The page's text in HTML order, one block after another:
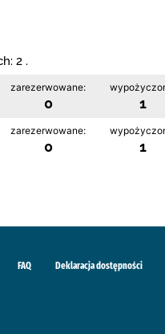
2 .
zarezerwowane:
0 1
zarezerwowane:
0 1
FAQ Deklaracja dostępności